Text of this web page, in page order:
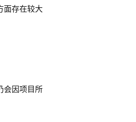
面存在较大
会因项目所